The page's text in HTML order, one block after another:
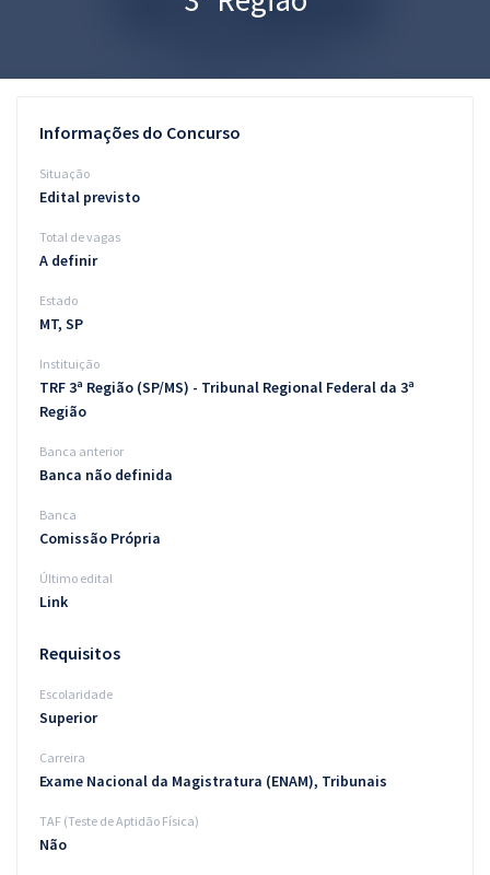
Blog
Aprovados
Atendimento
Informações do Concurso
Situação
Edital previsto
Total de vagas
A definir
Estado
MT, SP
Instituição
TRF 3ª Região (SP/MS) - Tribunal Regional Federal da 3ª
Região
Banca anterior
Banca não definida
Banca
Comissão Própria
Último edital
Link
Requisitos
Escolaridade
Superior
Carreira
Exame Nacional da Magistratura (ENAM), Tribunais
TAF (Teste de Aptidão Física)
Não